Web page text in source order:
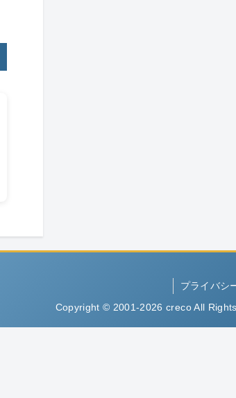
プライバシ
Copyright © 2001-2026 creco All